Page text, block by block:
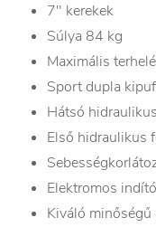
7" kerekek
Súlya 84 kg
Maximális
Sport dupla
Hátsó
Első hidraulikus
Elektromos indító
Kiváló